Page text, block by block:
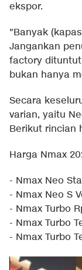
ekspor.
"Banyak
Jangankan
factory
bukan hanya
Secara
varian, yaitu
Berikut rincian
Harga Nmax
- Nmax Neo
- Nmax Neo S
- Nmax Turbo
- Nmax Turbo
- Nmax Turbo